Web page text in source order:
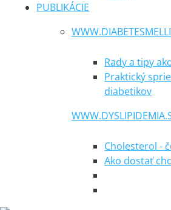
PUBLIKÁCIE
Rady a tipy
Praktický
diabetikov
Cholesterol -
Ako dostať